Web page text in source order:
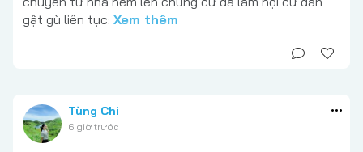
gật gù liên tục: Xem thêm
Tùng Chi
6 giờ trước